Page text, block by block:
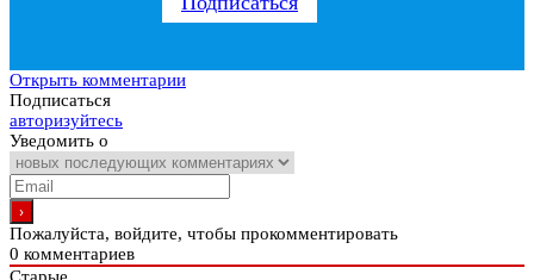
Открыть комментарии
Подписаться
авторизуйтесь
Уведомить о
Пожалуйста, войдите, чтобы прокомментировать
0 комментариев